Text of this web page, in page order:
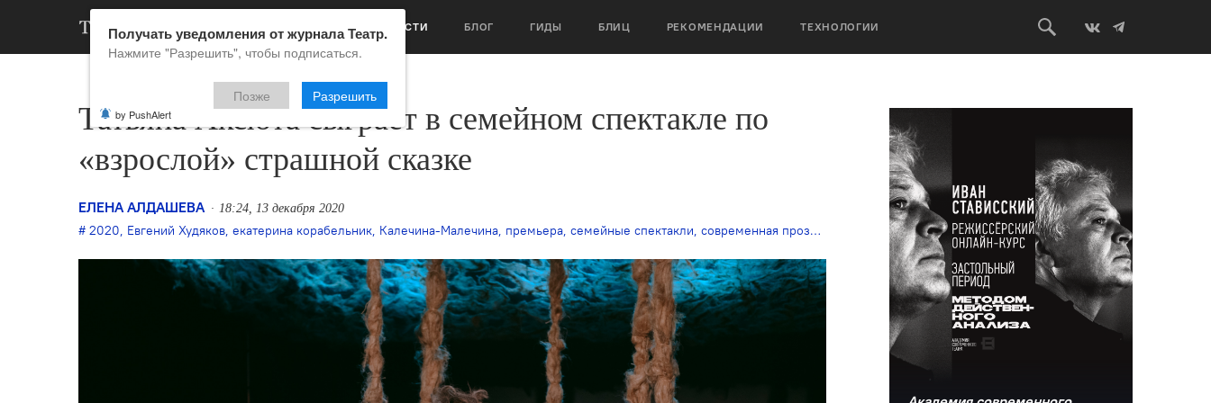
НОВОСТИ БЛОГ ГИДЫ БЛИЦ РЕКОМЕНДАЦИИ ТЕХНОЛОГИИ
Татьяна Аксюта сыграет в семейном спектакле по
«взрослой» страшной сказке
ЕЛЕНА АЛДАШЕВА 18:24, 13 декабря 2020
2020, Евгений Худяков, екатерина корабельник, Калечина-Малечина, премьера, семейные спектакли, современная проза , Татьяна Аксюта,театр для подростков,ЦИМ
Получать уведомления от журнала Театр.
Нажмите "Разрешить", чтобы подписаться.
Позже Разрешить
by PushAlert